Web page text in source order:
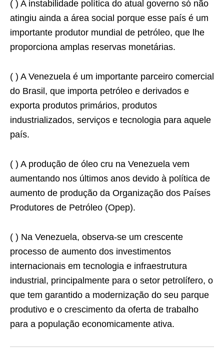
( ) A instabilidade política do atual governo só não
atingiu ainda a área social porque esse país é um
importante produtor mundial de petróleo, que lhe
proporciona amplas reservas monetárias.
( ) A Venezuela é um importante parceiro comercial
do Brasil, que importa petróleo e derivados e
exporta produtos primários, produtos
industrializados, serviços e tecnologia para aquele
país.
( ) A produção de óleo cru na Venezuela vem
aumentando nos últimos anos devido à política de
aumento de produção da Organização dos Países
Produtores de Petróleo (Opep).
( ) Na Venezuela, observa-se um crescente
processo de aumento dos investimentos
internacionais em tecnologia e infraestrutura
industrial, principalmente para o setor petrolífero, o
que tem garantido a modernização do seu parque
produtivo e o crescimento da oferta de trabalho
para a população economicamente ativa.